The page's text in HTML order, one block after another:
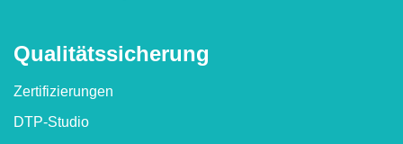
Qualitäts­sicherung
Zertifizierungen
DTP-Studio